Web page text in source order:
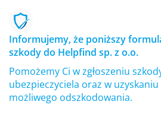
Informujemy, że poniższy
szkody do Helpfind sp. z o.o.
Pomożemy Ci w zgłoszeniu
ubezpieczyciela oraz w
możliwego odszkodowania.